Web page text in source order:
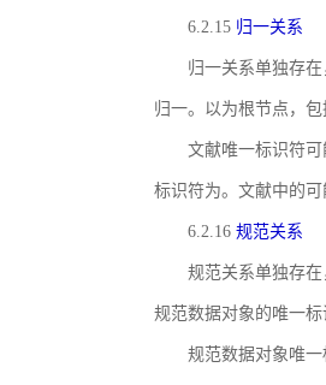
6.2.15 归一关系
归一关系单独存
归一。以为根节点，
文献唯一标识符
标识符为。文献中的
6.2.16 规范关系
规范关系单独存
规范数据对象的唯一
规范数据对象唯一